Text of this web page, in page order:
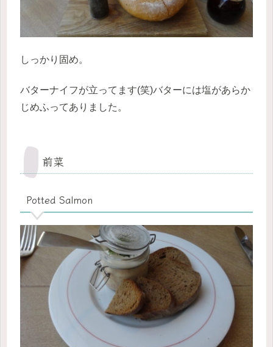
しっかり固め。
バターナイフが立ってます(笑)バターには塩があらか
じめふってありました。
前菜
Potted Salmon